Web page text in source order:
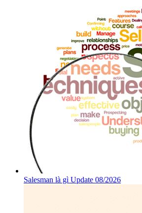
Salesman là gì Update 08/2026